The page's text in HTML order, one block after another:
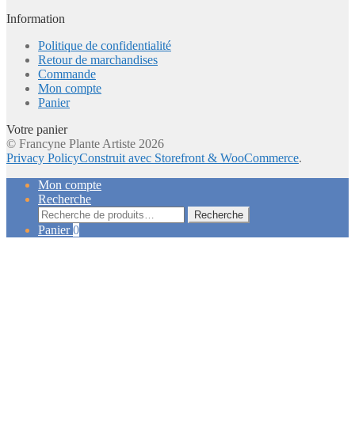
Information
Politique de confidentialité
Retour de marchandises
Commande
Mon compte
Panier
Votre panier
© Francyne Plante Artiste 2026
Privacy PolicyConstruit avec Storefront & WooCommerce.
Mon compte
Recherche
Recherche
pour :
Recherche
Panier0